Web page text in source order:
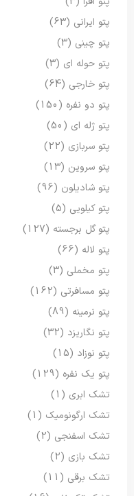
پتو ایرانی (63)
پتو چینی (3)
پتو حوله ای (3)
پتو خارجی (64)
پتو دو نفره (150)
پتو ژله ای (50)
پتو سربازی (22)
پتو سروین (13)
پتو شادیلون (96)
پتو کیلویی (5)
پتو گل برجسته (127)
پتو لاله (66)
پتو مخملی (3)
پتو مسافرتی (162)
پتو نرمینه (89)
پتو نگاریزد (32)
پتو نوزاد (15)
پتو یک نفره (129)
تشک ابری (1)
تشک ارگونومیک (1)
تشک اسفنجی (2)
تشک بازی (2)
تشک برقی (11)